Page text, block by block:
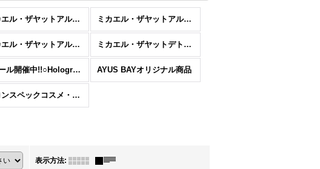
ミカエル・ザヤットアルケミストオイル＜シングル＞ ミカエル・ザヤットアルケミストオイル＜12星座シリーズ＞
ミカエル・ザヤットアルケミストオイル＜ロールオンアロマ＞ ミカエル・ザヤットデトックス
○セール開催中!!○Hologram<ホログラム> AYUS BAYオリジナル商品
サロンスペックコスメ・サプリメント・雑貨
表示方法: